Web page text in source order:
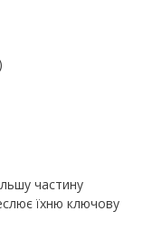
частину
їхню ключову